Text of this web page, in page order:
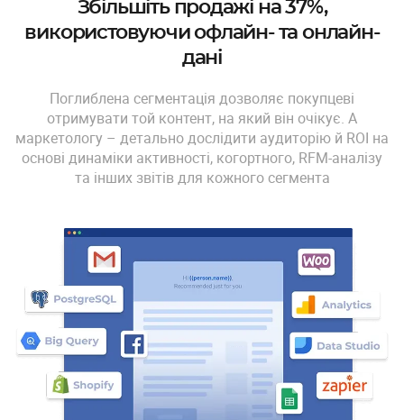
Збільшіть продажі на 37%,
використовуючи офлайн- та онлайн-
дані
Поглиблена сегментація дозволяє покупцеві
отримувати той контент, на який він очікує. А
маркетологу – детально дослідити аудиторію й ROI на
основі динаміки активності, когортного, RFM-аналізу
та інших звітів для кожного сегмента